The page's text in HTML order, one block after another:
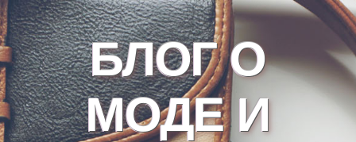
БЛОГ О
МОДЕ И